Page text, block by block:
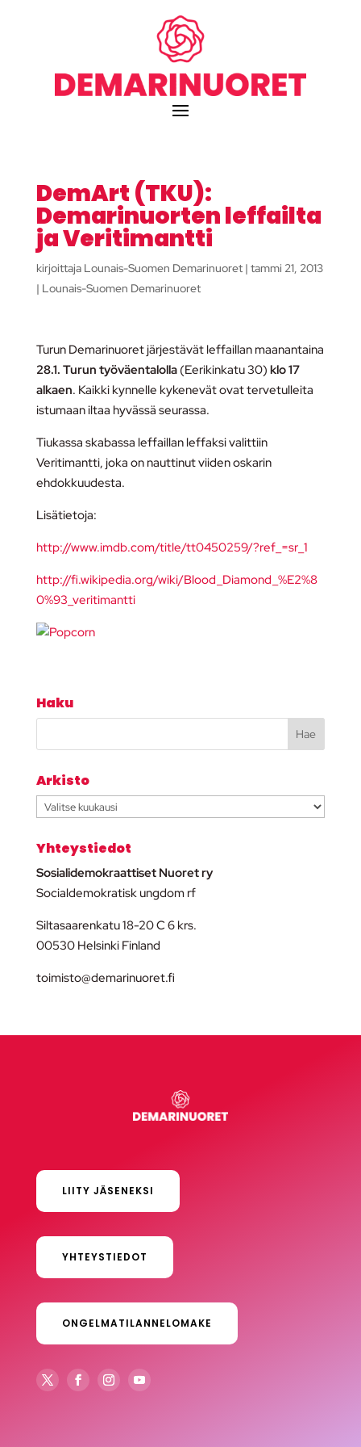
DemArt (TKU):
Demarinuorten leffailta
ja Veritimantti
kirjoittaja Lounais-Suomen Demarinuoret| tammi 21, 2013
| Lounais-Suomen Demarinuoret
Turun Demarinuoret järjestävät leffaillan maanantaina
28.1. Turun työväentalolla(Eerikinkatu 30) klo 17
alkaen. Kaikki kynnelle kykenevät ovat tervetulleita
istumaan iltaa hyvässä seurassa.
Tiukassa skabassa leffaillan leffaksi valittiin
Veritimantti, joka on nauttinut viiden oskarin
ehdokkuudesta.
Lisätietoja:
http://www.imdb.com/title/tt0450259/?ref_=sr_1
http://fi.wikipedia.org/wiki/Blood_Diamond_%E2%8
0%93_veritimantti
Haku
Arkisto
Arkisto
Yhteystiedot
Sosialidemokraattiset Nuoret ry
Socialdemokratisk ungdom rf
Siltasaarenkatu 18-20 C 6 krs.
00530 Helsinki Finland
toimisto@demarinuoret.fi
LIITY JÄSENEKSI
YHTEYSTIEDOT
ONGELMATILANNELOMAKE